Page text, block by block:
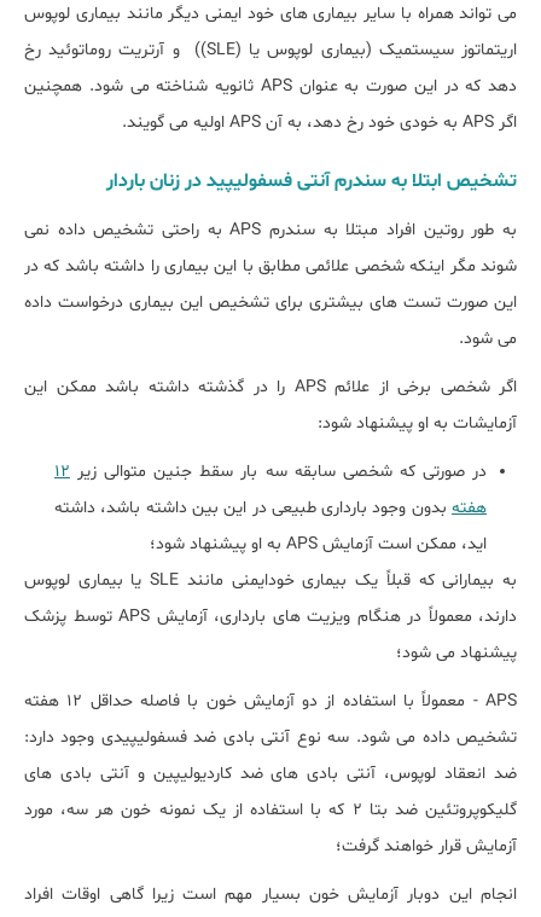
می تواند همراه با سایر بیماری های خود ایمنی دیگر مانند بیماری لوپوس
اریتماتوز سیستمیک (بیماری لوپوس یا (SLE)) و آرتریت روماتوئید رخ
دهد که در این صورت به عنوان APS ثانویه شناخته می شود. همچنین
اگر APS به خودی خود رخ دهد، به آن APS اولیه می گویند.
تشخیص ابتلا به سندرم آنتی فسفولیپید در زنان باردار
به طور روتین افراد مبتلا به سندرم APS به راحتی تشخیص داده نمی
شوند مگر اینکه شخصی علائمی مطابق با این بیماری را داشته باشد که در
این صورت تست های بیشتری برای تشخیص این بیماری درخواست داده
می شود.
اگر شخصی برخی از علائم APS را در گذشته داشته باشد ممکن این
آزمایشات به او پیشنهاد شود:
در صورتی که شخصی سابقه سه بار سقط جنین متوالی زیر 12
هفته بدون وجود بارداری طبیعی در این بین داشته باشد، داشته
اید، ممکن است آزمایش APS به او پیشنهاد شود؛
به بیمارانی که قبلاً یک بیماری خودایمنی مانند SLE یا بیماری لوپوس
دارند، معمولاً در هنگام ویزیت های بارداری، آزمایش APS توسط پزشک
پیشنهاد می شود؛
APS - معمولاً با استفاده از دو آزمایش خون با فاصله حداقل 12 هفته
تشخیص داده می شود. سه نوع آنتی بادی ضد فسفولیپیدی وجود دارد:
ضد انعقاد لوپوس، آنتی بادی های ضد کاردیولیپین و آنتی بادی های
گلیکوپروتئین ضد بتا 2 که با استفاده از یک نمونه خون هر سه، مورد
آزمایش قرار خواهند گرفت؛
انجام این دوبار آزمایش خون بسیار مهم است زیرا گاهی اوقات افراد